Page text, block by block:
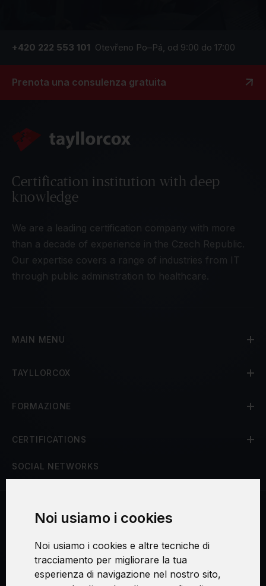
Noi usiamo i cookies
Noi usiamo i cookies e altre tecniche di
tracciamento per migliorare la tua
esperienza di navigazione nel nostro sito,
+420 222 553 101 Otevřeno Po–Pá, od 9:00 do 17:00
Prenota una consulenza gratuita
Certification institution with deep
knowledge
We are a leading certification company with more
than a decade of experience in the Czech Republic.
Our expertise covers a range of industries from IT
through public administration to healthcare.
MAIN MENU
TAYLLORCOX
FORMAZIONE
CERTIFICATIONS
SOCIAL NETWORKS
Procedura di reclamo
Consenso al trattamento dei dati personali
Sicurezza e privacy